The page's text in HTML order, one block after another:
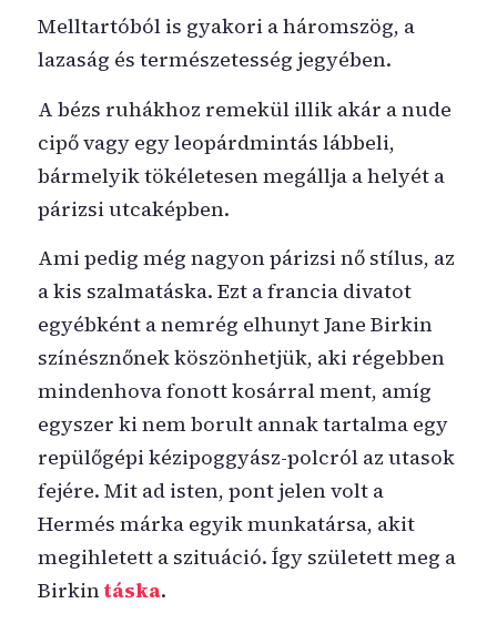
Melltartóból is gyakori a háromszög, a
lazaság és természetesség jegyében.
A bézs ruhákhoz remekül illik akár a nude
cipő vagy egy leopárdmintás lábbeli,
bármelyik tökéletesen megállja a helyét a
párizsi utcaképben.
Ami pedig még nagyon párizsi nő stílus, az
a kis szalmatáska. Ezt a francia divatot
egyébként a nemrég elhunyt Jane Birkin
színésznőnek köszönhetjük, aki régebben
mindenhova fonott kosárral ment, amíg
egyszer ki nem borult annak tartalma egy
repülőgépi kézipoggyász-polcról az utasok
fejére. Mit ad isten, pont jelen volt a
Hermés márka egyik munkatársa, akit
megihletett a szituáció. Így született meg a
Birkintáska.